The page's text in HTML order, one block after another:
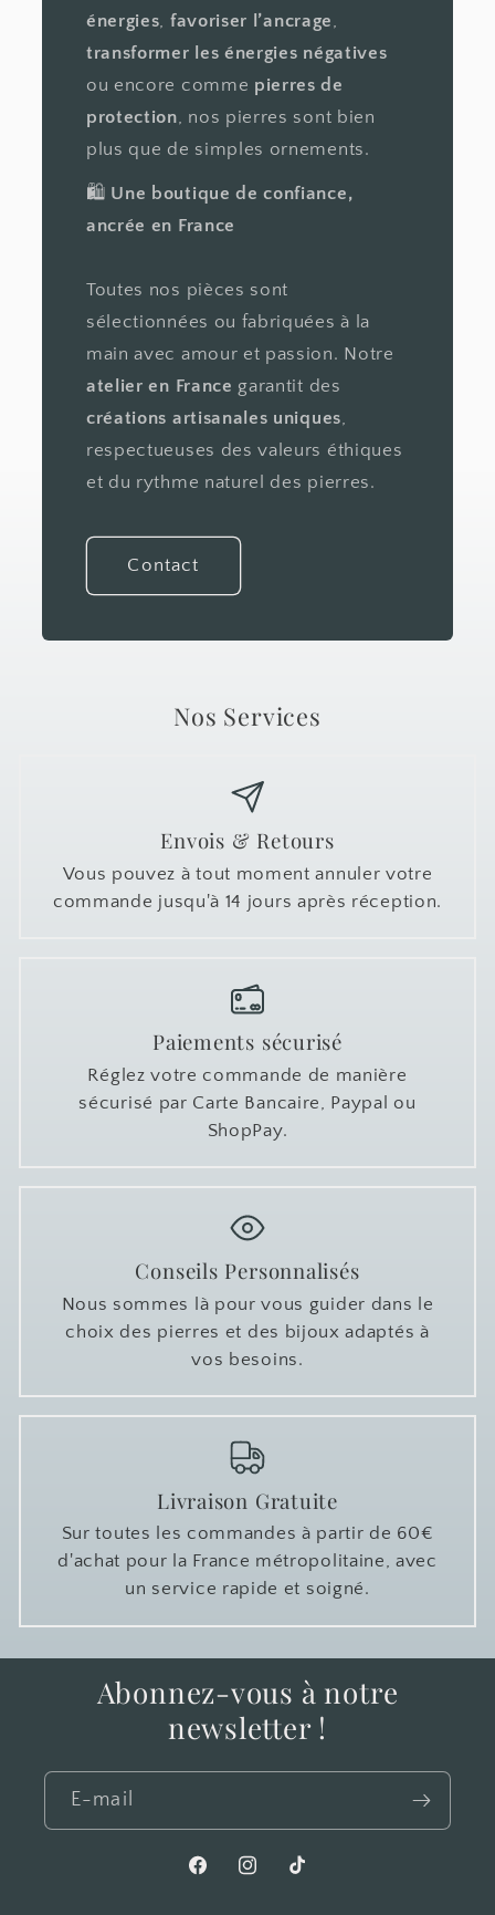
énergies favoriser l’ancrage
transformer les énergies négatives
ou encore comme pierres de
protection , nos pierres sont bien
plus que de simples ornements.
🛍️ Une boutique de confiance,
ancrée en France
Toutes nos pièces sont
sélectionnées ou fabriquées à la
main avec amour et passion. Notre
atelier en France garantit des
créations artisanales uniques,
respectueuses des valeurs éthiques
et du rythme naturel des pierres.
Contact
Nos Services
Envois & Retours
Vous pouvez à tout moment annuler votre
commande jusqu'à 14 jours après réception.
Paiements sécurisé
Réglez votre commande de manière
sécurisé par Carte Bancaire, Paypal ou
ShopPay.
Conseils Personnalisés
Nous sommes là pour vous guider dans le
choix des pierres et des bijoux adaptés à
vos besoins.
Livraison Gratuite
Sur toutes les commandes à partir de 60€
d'achat pour la France métropolitaine, avec
un service rapide et soigné.
Abonnez-vous à notre
newsletter !
E-mail
FacebookInstagramTikTok